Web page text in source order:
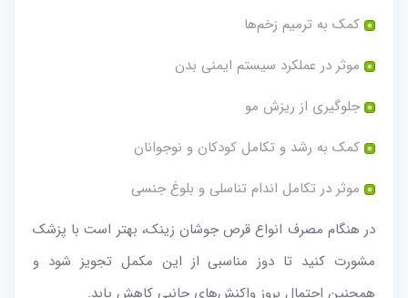
کمک به ترمیم زخم‌ها
موثر در عملکرد سیستم ایمنی بدن
جلوگیری از ریزش مو
کمک به رشد و تکامل کودکان و نوجوانان
موثر در تکامل اندام تناسلی و بلوغ جنسی
در هنگام مصرف انواع قرص جوشان زینک، بهتر است با پزشک
مشورت کنید تا دوز مناسبی از این مکمل تجویز شود و
همچنین احتمال بروز واکنش‌های جانبی کاهش یابد.